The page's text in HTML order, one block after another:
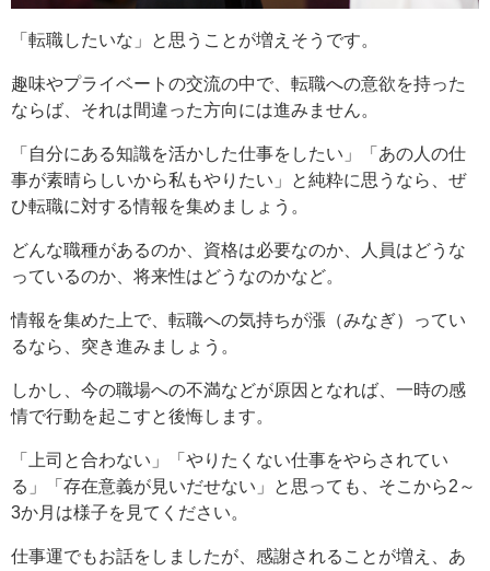
「転職したいな」と思うことが増えそうです。
趣味やプライベートの交流の中で、転職への意欲を持った
ならば、それは間違った方向には進みません。
「自分にある知識を活かした仕事をしたい」「あの人の仕
事が素晴らしいから私もやりたい」と純粋に思うなら、ぜ
ひ転職に対する情報を集めましょう。
どんな職種があるのか、資格は必要なのか、人員はどうな
っているのか、将来性はどうなのかなど。
情報を集めた上で、転職への気持ちが漲（みなぎ）ってい
るなら、突き進みましょう。
しかし、今の職場への不満などが原因となれば、一時の感
情で行動を起こすと後悔します。
「上司と合わない」「やりたくない仕事をやらされてい
る」「存在意義が見いだせない」と思っても、そこから2～
3か月は様子を見てください。
仕事運でもお話をしましたが、感謝されることが増え、あ